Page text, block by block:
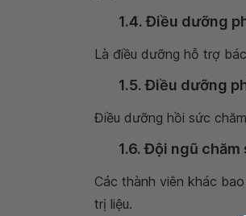
1.4. Điều dưỡng
Là điều dưỡng hỗ trợ
1.5. Điều dưỡng
Điều dưỡng hồi sức
1.6. Đội ngũ
Các thành viên khác
trị liệu.